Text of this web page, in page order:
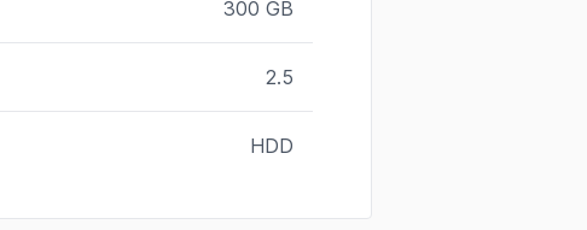
300 GB
2.5
HDD